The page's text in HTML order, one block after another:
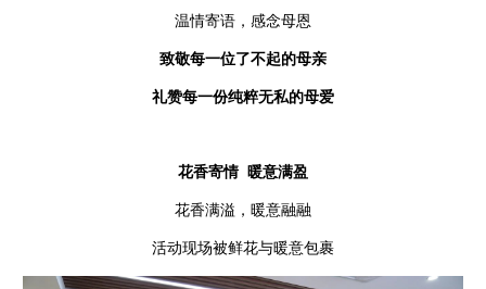
温情寄语，感念母恩
致敬每一位了不起的母亲
礼赞每一份纯粹无私的母爱
花香寄情 暖意满盈
花香满溢，暖意融融
活动现场被鲜花与暖意包裹